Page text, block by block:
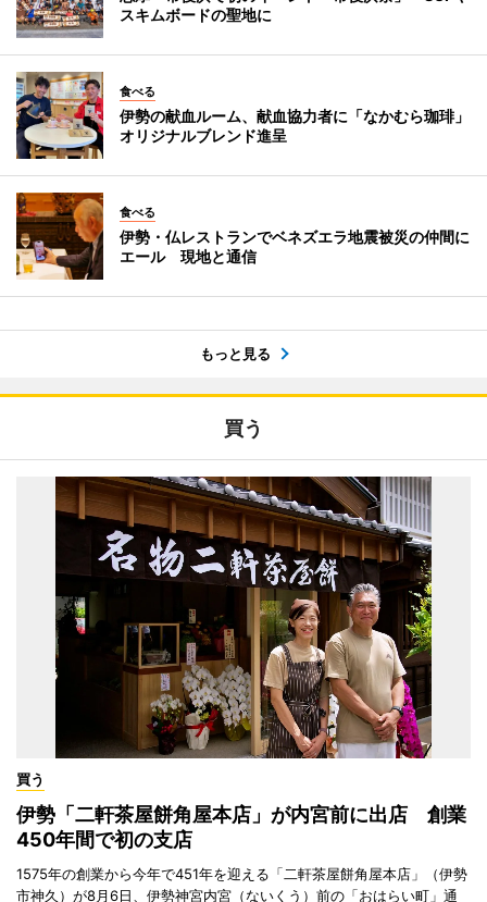
スキムボードの聖地に
食べる
伊勢の献血ルーム、献血協力者に「なかむら珈琲」
オリジナルブレンド進呈
食べる
伊勢・仏レストランでベネズエラ地震被災の仲間に
エール 現地と通信
もっと見る
買う
買う
伊勢「二軒茶屋餅角屋本店」が内宮前に出店 創業
450年間で初の支店
1575年の創業から今年で451年を迎える「二軒茶屋餅角屋本店」（伊勢
市神久）が8月6日、伊勢神宮内宮（ないくう）前の「おはらい町」通